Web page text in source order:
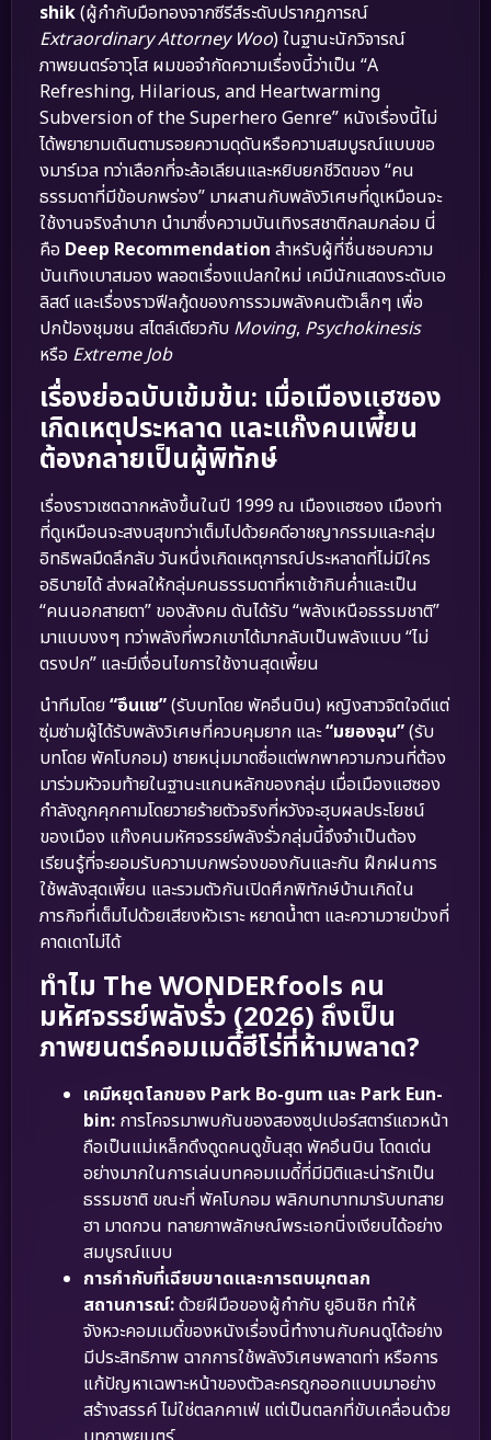
shik(ผู้กำกับมือทองจากซีรีส์ระดับปรากฏการณ์
Extraordinary Attorney Woo) ในฐานะนักวิจารณ์
ภาพยนตร์อาวุโส ผมขอจำกัดความเรื่องนี้ว่าเป็น “A
Refreshing, Hilarious, and Heartwarming
Subversion of the Superhero Genre” หนังเรื่องนี้ไม่
ได้พยายามเดินตามรอยความดุดันหรือความสมบูรณ์แบบขอ
งมาร์เวล ทว่าเลือกที่จะล้อเลียนและหยิบยกชีวิตของ “คน
ธรรมดาที่มีข้อบกพร่อง” มาผสานกับพลังวิเศษที่ดูเหมือนจะ
ใช้งานจริงลำบาก นำมาซึ่งความบันเทิงรสชาติกลมกล่อม นี่
คือ Deep Recommendation สำหรับผู้ที่ชื่นชอบความ
บันเทิงเบาสมอง พลอตเรื่องแปลกใหม่ เคมีนักแสดงระดับเอ
ลิสต์ และเรื่องราวฟีลกู้ดของการรวมพลังคนตัวเล็กๆ เพื่อ
ปกป้องชุมชน สไตล์เดียวกับ Moving, Psychokinesis
หรือ Extreme Job
เรื่องย่อฉบับเข้มข้น: เมื่อเมืองแฮซอง
เกิดเหตุประหลาด และแก๊งคนเพี้ยน
ต้องกลายเป็นผู้พิทักษ์
เรื่องราวเซตฉากหลังขึ้นในปี 1999 ณ เมืองแฮซอง เมืองท่า
ที่ดูเหมือนจะสงบสุขทว่าเต็มไปด้วยคดีอาชญากรรมและกลุ่ม
อิทธิพลมืดลึกลับ วันหนึ่งเกิดเหตุการณ์ประหลาดที่ไม่มีใคร
อธิบายได้ ส่งผลให้กลุ่มคนธรรมดาที่หาเช้ากินค่ำและเป็น
“คนนอกสายตา” ของสังคม ดันได้รับ “พลังเหนือธรรมชาติ”
มาแบบงงๆ ทว่าพลังที่พวกเขาได้มากลับเป็นพลังแบบ “ไม่
ตรงปก” และมีเงื่อนไขการใช้งานสุดเพี้ยน
นำทีมโดย“อึนแช”(รับบทโดย พัคอึนบิน) หญิงสาวจิตใจดีแต่
ซุ่มซ่ามผู้ได้รับพลังวิเศษที่ควบคุมยาก และ“มยองจุน”(รับ
บทโดย พัคโบกอม) ชายหนุ่มมาดซื่อแต่พกพาความกวนที่ต้อง
มาร่วมหัวจมท้ายในฐานะแกนหลักของกลุ่ม เมื่อเมืองแฮซอง
กำลังถูกคุกคามโดยวายร้ายตัวจริงที่หวังจะฮุบผลประโยชน์
ของเมือง แก๊งคนมหัศจรรย์พลังรั่วกลุ่มนี้จึงจำเป็นต้อง
เรียนรู้ที่จะยอมรับความบกพร่องของกันและกัน ฝึกฝนการ
ใช้พลังสุดเพี้ยน และรวมตัวกันเปิดศึกพิทักษ์บ้านเกิดใน
ภารกิจที่เต็มไปด้วยเสียงหัวเราะ หยาดน้ำตา และความวายป่วงที่
คาดเดาไม่ได้
ทำไม The WONDERfools คน
มหัศจรรย์พลังรั่ว (2026) ถึงเป็น
ภาพยนตร์คอมเมดี้ฮีโร่ที่ห้ามพลาด?
เคมีหยุดโลกของ Park Bo-gum และ Park Eun-
bin: การโคจรมาพบกันของสองซุปเปอร์สตาร์แถวหน้า
ถือเป็นแม่เหล็กดึงดูดคนดูขั้นสุด พัคอึนบิน โดดเด่น
อย่างมากในการเล่นบทคอมเมดี้ที่มีมิติและน่ารักเป็น
ธรรมชาติ ขณะที่ พัคโบกอม พลิกบทบาทมารับบทสาย
ฮา มาดกวน ทลายภาพลักษณ์พระเอกนิ่งเงียบได้อย่าง
สมบูรณ์แบบ
การกำกับที่เฉียบขาดและการตบมุกตลก
สถานการณ์:ด้วยฝีมือของผู้กำกับ ยูอินชิก ทำให้
จังหวะคอมเมดี้ของหนังเรื่องนี้ทำงานกับคนดูได้อย่าง
มีประสิทธิภาพ ฉากการใช้พลังวิเศษพลาดท่า หรือการ
แก้ปัญหาเฉพาะหน้าของตัวละครถูกออกแบบมาอย่าง
สร้างสรรค์ ไม่ใช่ตลกคาเฟ่ แต่เป็นตลกที่ขับเคลื่อนด้วย